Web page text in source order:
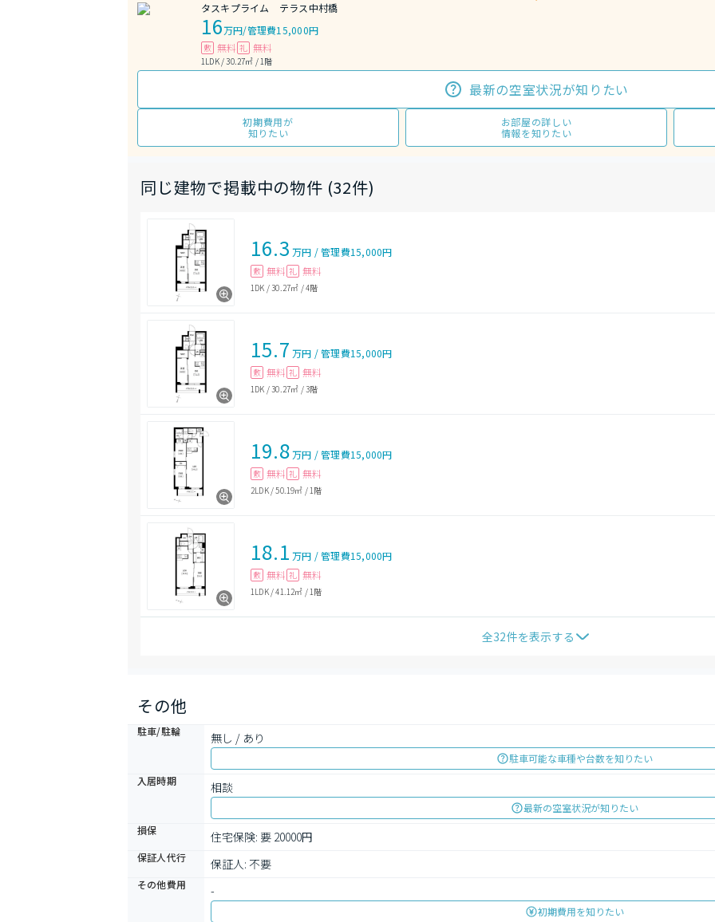
タスキプライム テラス中村橋
16万円/管理費15,000円
敷 無料 礼 無料
1LDK / 30.27㎡ / 1階
最新の空室状況が知りたい
初期費用が
知りたい
お部屋の詳しい
情報を知りたい
同じ建物で掲載中の物件 (32件)
16.3 万円 /管理費15,000円
敷 無料 礼 無料
1DK /30.27㎡ /4階
15.7 万円 /管理費15,000円
敷 無料 礼 無料
1DK /30.27㎡ /3階
19.8万円 /管理費15,000円
敷 無料 礼 無料
2LDK/50.19㎡ / 1階
18.1 万円 /管理費15,000円
敷 無料 礼 無料
1LDK/41.12㎡ / 1階
全32件を表示する
その他
駐車/駐輪 無し / あり
駐車可能な車種や台数を知りたい
入居時期
相談
最新の空室状況が知りたい
損保
住宅保険: 要 20000円
保証人代行 保証人: 不要
その他費用 -
初期費用を知りたい